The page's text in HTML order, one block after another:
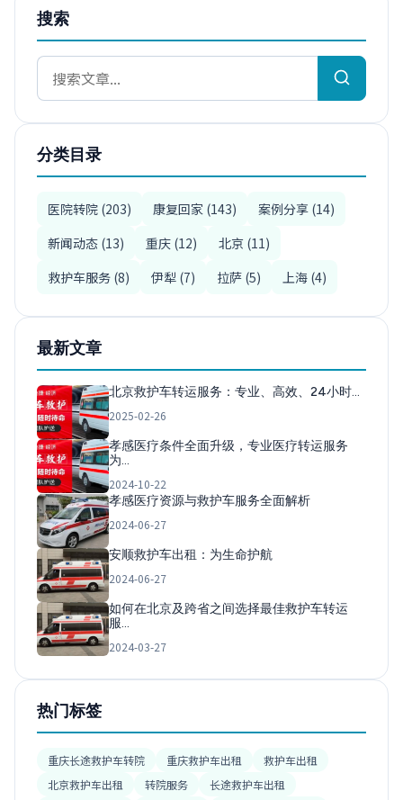
搜索
分类目录
医院转院 (203) 康复回家 (143)
案例分享 (14)
新闻动态 (13)
重庆 (12)
北京 (11)
救护车服务 (8)
伊犁 (7) 拉萨 (5) 上海 (4)
最新文章
北京救护车转运服务：专业、高效、24小时…
2025-02-26
孝感医疗条件全面升级，专业医疗转运服务
为…
2024-10-22
孝感医疗资源与救护车服务全面解析
2024-06-27
安顺救护车出租：为生命护航
2024-06-27
如何在北京及跨省之间选择最佳救护车转运
服…
2024-03-27
热门标签
重庆长途救护车转院 重庆救护车出租
救护车出租
北京救护车出租
转院服务
长途救护车出租